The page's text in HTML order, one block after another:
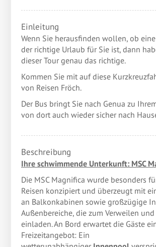
Einleitung
Wenn Sie herausfinden wollen, ob
der richtige Urlaub für Sie ist, dann
dieser Tour genau das richtige.
Kommen Sie mit auf diese
von Reisen Fröch.
Der Bus bringt Sie nach Genua zu
von dort auch wieder sicher nach
Beschreibung
Ihre schwimmende Unterkunft: MSC
Die MSC Magnifica wurde besonders
Reisen konzipiert und überzeugt mit
an Balkonkabinen sowie großzügige
Außenbereiche, die zum Verweilen und
einladen. An Bord erwartet die Gäste
Freizeitangebot: Ein